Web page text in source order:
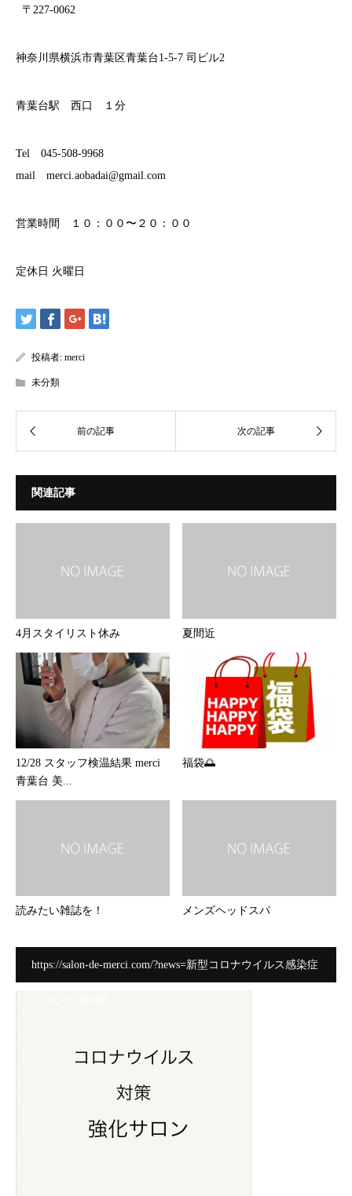
〒227-0062
神奈川県横浜市青葉区青葉台1-5-7 司ビル2
青葉台駅 西口 １分
Tel 045-508-9968
mail merci.aobadai@gmail.com
営業時間 １０：００〜２０：００
定休日 火曜日
投稿者: merci
未分類
関連記事
4月スタイリスト休み 夏間近
12/28 スタッフ検温結果 merci
青葉台 美...
福袋🌅
読みたい雑誌を！ メンズヘッドスパ
https://salon-de-merci.com/?news=新型コロナウイルス感染症